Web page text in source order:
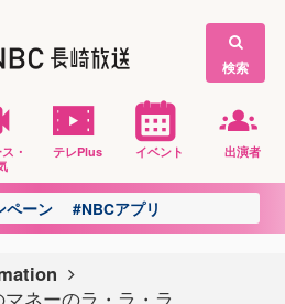
検索
・
テレPlus イベント 出演者
ペーン #NBCアプリ
ネーのラ・ラ・ラ